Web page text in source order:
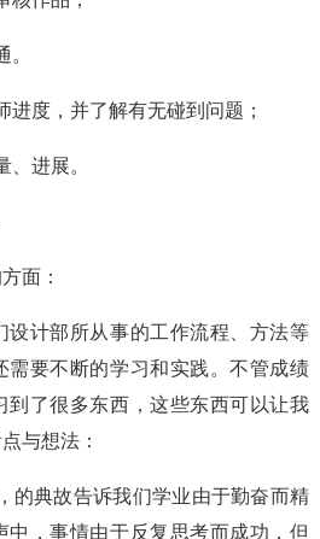
进度，并了解有无碰到问题；
进展。
面：
设计部所从事的工作流程、方法等
需要不断的学习和实践。不管成绩
到了很多东西，这些东西可以让我
与想法：
的典故告诉我们学业由于勤奋而精
中，事情由于反复思考而成功，但